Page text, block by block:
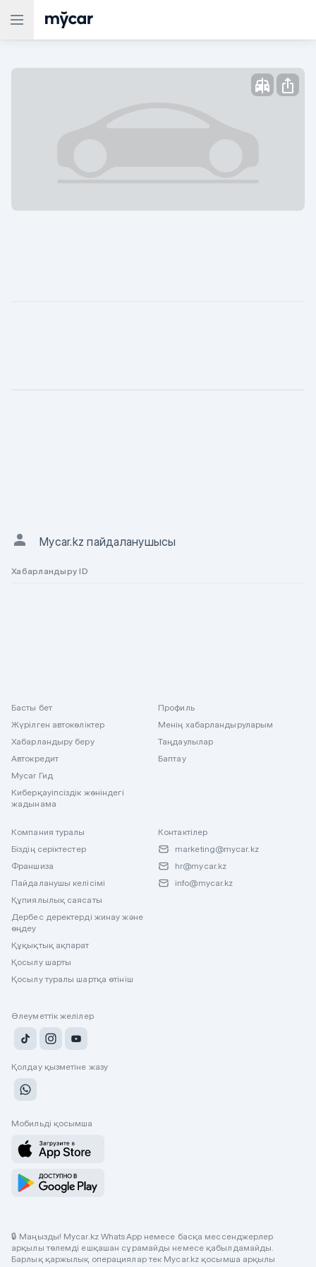
Mycar.kz пайдаланушысы
Хабарландыру ID
Басты бет
Жүрілген автокөліктер
Хабарландыру беру
Автокредит
Mycar Гид
Киберқауіпсіздік жөніндегі
жадынама
Профиль
Менің хабарландыруларым
Таңдаулылар
Баптау
Компания туралы
Біздің серіктестер
Франшиза
Пайдаланушы келісімі
Құпиялылық саясаты
Дербес деректерді жинау және
өңдеу
Құқықтық ақпарат
Қосылу шарты
Қосылу туралы шартқа өтініш
Контактілер
marketing@mycar.kz
hr@mycar.kz
info@mycar.kz
Әлеуметтік желілер
Қолдау қызметіне жазу
Мобильді қосымша
🔒 Маңызды! Mycar.kz WhatsApp немесе басқа мессенджерлер
арқылы төлемді ешқашан сұрамайды немесе қабылдамайды.
Барлық қаржылық операциялар тек Mycar.kz қосымша арқылы